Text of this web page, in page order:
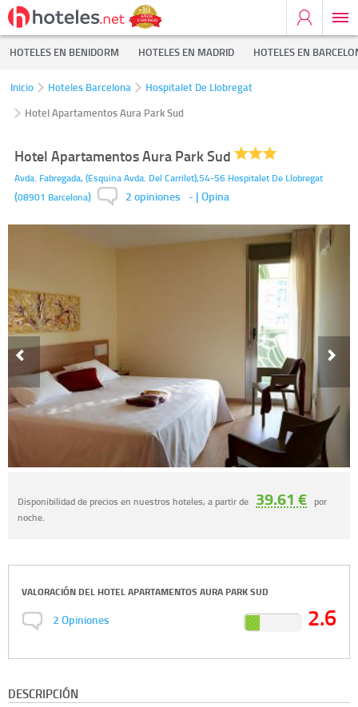
HOTELES EN BENIDORM HOTELES EN MADRID HOTELES EN
Inicio Hoteles Barcelona
Hospitalet De Llobregat
Hotel Apartamentos Aura Park Sud
Hotel Apartamentos Aura Park Sud
Avda. Fabregada, (Esquina Avda. Del Carrilet),54-56 Hospitalet De Llobregat
(08901 Barcelona) 2 opiniones - | Opina
Disponibilidad de precios en nuestros hoteles, a partir de 39.61 € por
noche.
VALORACIÓN DEL HOTEL APARTAMENTOS AURA PARK SUD
2Opiniones 2.6
DESCRIPCIÓN